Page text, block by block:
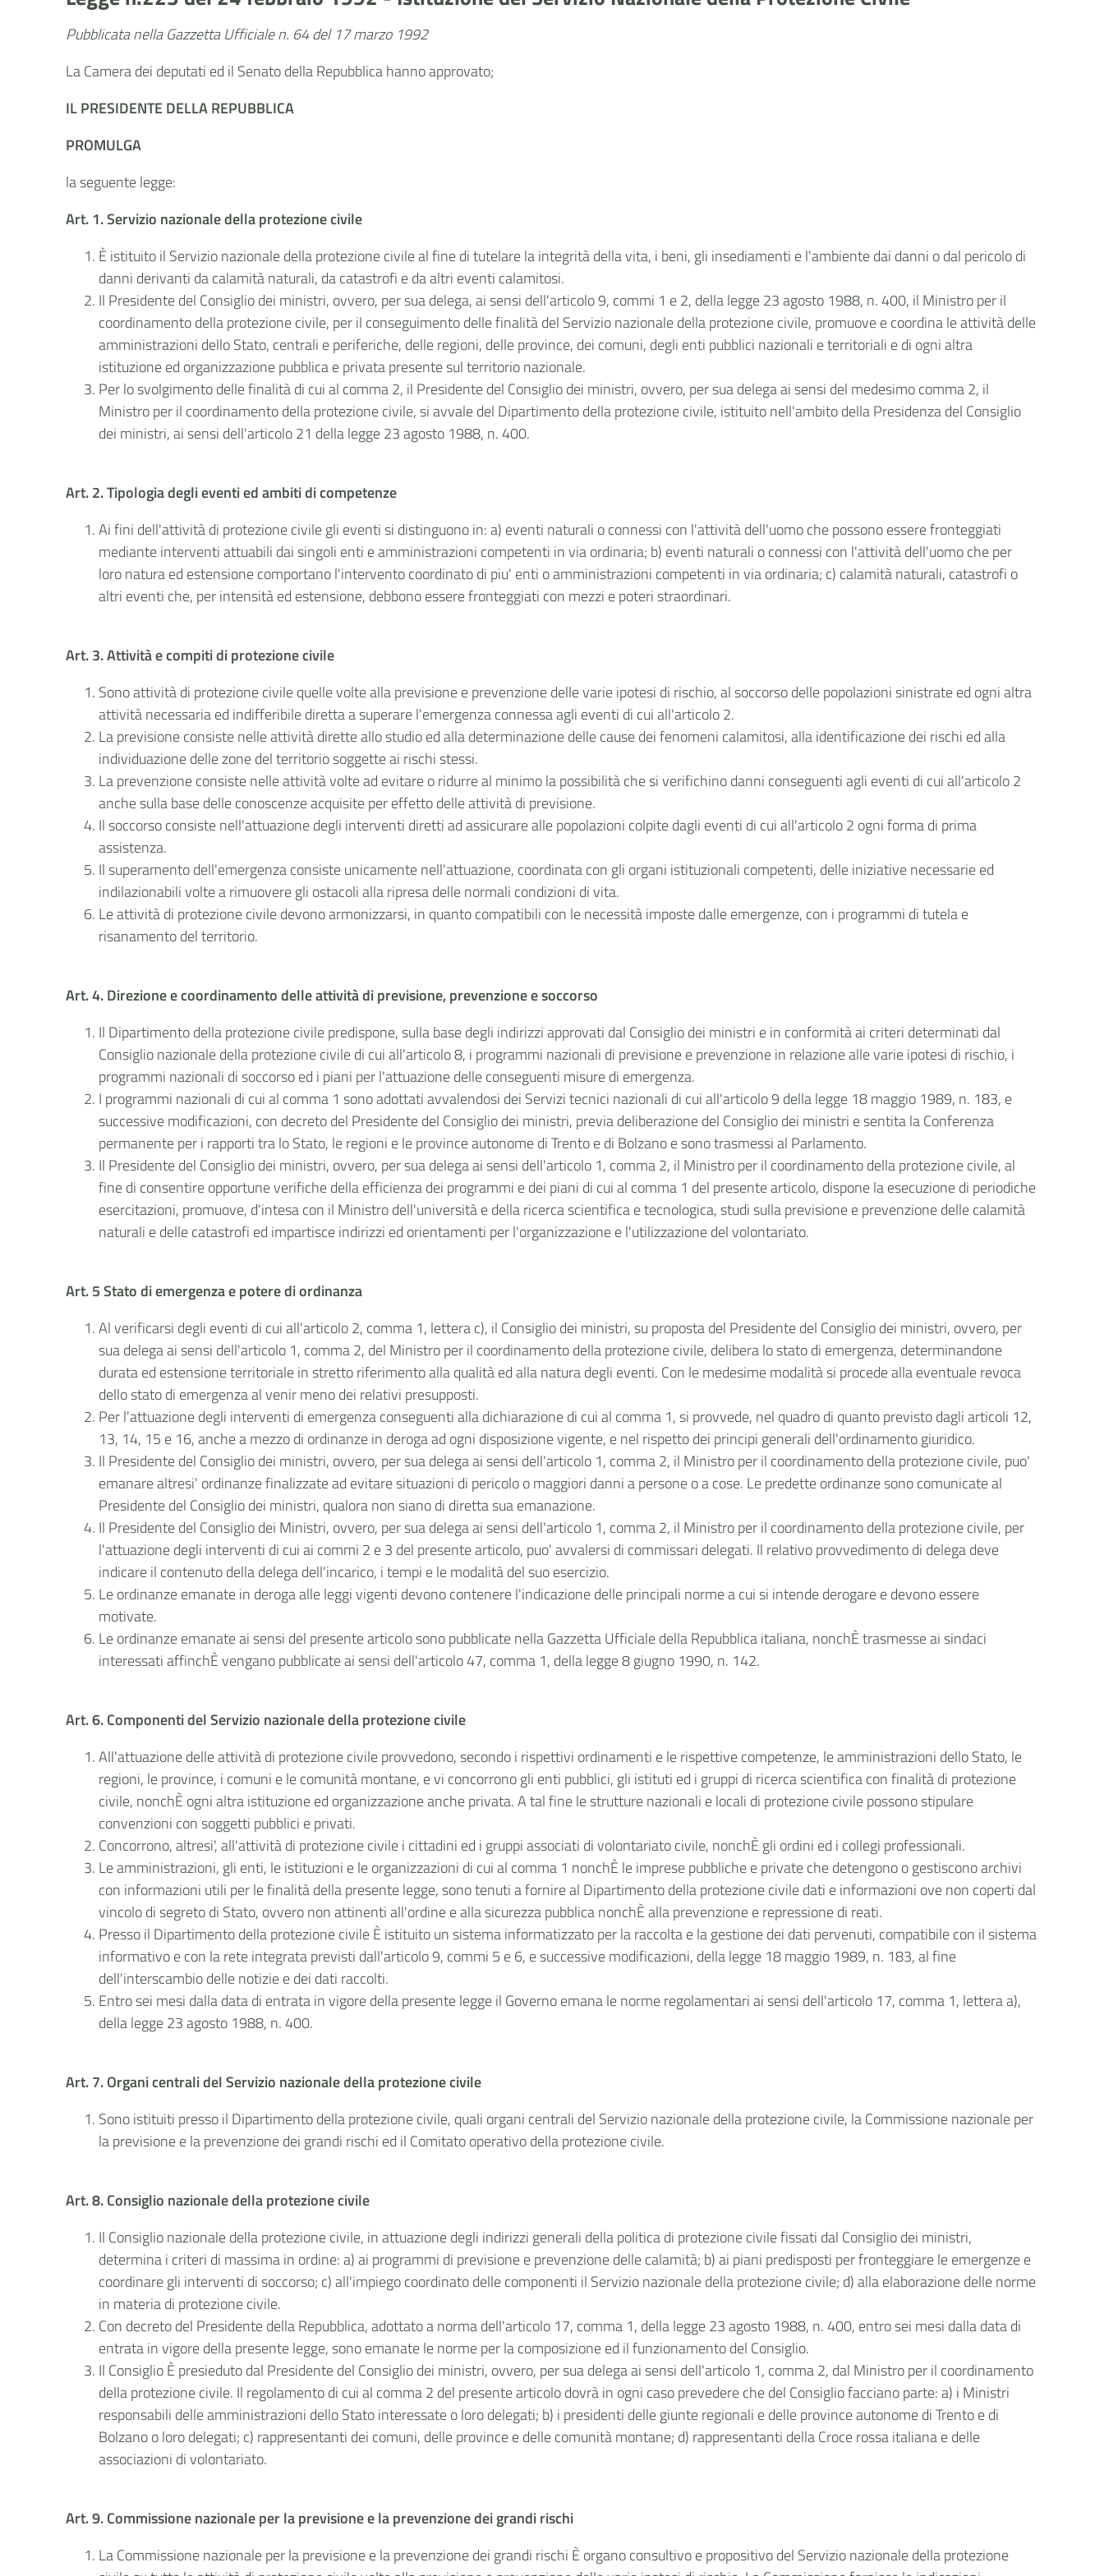
Pubblicata nella Gazzetta Ufficiale n. 64 del 17 marzo 1992
La Camera dei deputati ed il Senato della Repubblica hanno approvato;
IL PRESIDENTE DELLA REPUBBLICA
PROMULGA
la seguente legge:
Art. 1. Servizio nazionale della protezione civile
È istituito il Servizio nazionale della protezione civile al fine di tutelare la integrità della vita, i beni, gli insediamenti e l'ambiente dai danni o dal pericolo di
danni derivanti da calamità naturali, da catastrofi e da altri eventi calamitosi.
Il Presidente del Consiglio dei ministri, ovvero, per sua delega, ai sensi dell'articolo 9, commi 1 e 2, della legge 23 agosto 1988, n. 400, il Ministro per il
coordinamento della protezione civile, per il conseguimento delle finalità del Servizio nazionale della protezione civile, promuove e coordina le attività delle
amministrazioni dello Stato, centrali e periferiche, delle regioni, delle province, dei comuni, degli enti pubblici nazionali e territoriali e di ogni altra
istituzione ed organizzazione pubblica e privata presente sul territorio nazionale.
Per lo svolgimento delle finalità di cui al comma 2, il Presidente del Consiglio dei ministri, ovvero, per sua delega ai sensi del medesimo comma 2, il
Ministro per il coordinamento della protezione civile, si avvale del Dipartimento della protezione civile, istituito nell'ambito della Presidenza del Consiglio
dei ministri, ai sensi dell'articolo 21 della legge 23 agosto 1988, n. 400.
Art. 2. Tipologia degli eventi ed ambiti di competenze
Ai fini dell'attività di protezione civile gli eventi si distinguono in: a) eventi naturali o connessi con l'attività dell'uomo che possono essere fronteggiati
mediante interventi attuabili dai singoli enti e amministrazioni competenti in via ordinaria; b) eventi naturali o connessi con l'attività dell'uomo che per
loro natura ed estensione comportano l'intervento coordinato di piu' enti o amministrazioni competenti in via ordinaria; c) calamità naturali, catastrofi o
altri eventi che, per intensità ed estensione, debbono essere fronteggiati con mezzi e poteri straordinari.
Art. 3. Attività e compiti di protezione civile
Sono attività di protezione civile quelle volte alla previsione e prevenzione delle varie ipotesi di rischio, al soccorso delle popolazioni sinistrate ed ogni altra
attività necessaria ed indifferibile diretta a superare l'emergenza connessa agli eventi di cui all'articolo 2.
La previsione consiste nelle attività dirette allo studio ed alla determinazione delle cause dei fenomeni calamitosi, alla identificazione dei rischi ed alla
individuazione delle zone del territorio soggette ai rischi stessi.
La prevenzione consiste nelle attività volte ad evitare o ridurre al minimo la possibilità che si verifichino danni conseguenti agli eventi di cui all'articolo 2
anche sulla base delle conoscenze acquisite per effetto delle attività di previsione.
Il soccorso consiste nell'attuazione degli interventi diretti ad assicurare alle popolazioni colpite dagli eventi di cui all'articolo 2 ogni forma di prima
assistenza.
Il superamento dell'emergenza consiste unicamente nell'attuazione, coordinata con gli organi istituzionali competenti, delle iniziative necessarie ed
indilazionabili volte a rimuovere gli ostacoli alla ripresa delle normali condizioni di vita.
Le attività di protezione civile devono armonizzarsi, in quanto compatibili con le necessità imposte dalle emergenze, con i programmi di tutela e
risanamento del territorio.
Art. 4. Direzione e coordinamento delle attività di previsione, prevenzione e soccorso
Il Dipartimento della protezione civile predispone, sulla base degli indirizzi approvati dal Consiglio dei ministri e in conformità ai criteri determinati dal
Consiglio nazionale della protezione civile di cui all'articolo 8, i programmi nazionali di previsione e prevenzione in relazione alle varie ipotesi di rischio, i
programmi nazionali di soccorso ed i piani per l'attuazione delle conseguenti misure di emergenza.
I programmi nazionali di cui al comma 1 sono adottati avvalendosi dei Servizi tecnici nazionali di cui all'articolo 9 della legge 18 maggio 1989, n. 183, e
successive modificazioni, con decreto del Presidente del Consiglio dei ministri, previa deliberazione del Consiglio dei ministri e sentita la Conferenza
permanente per i rapporti tra lo Stato, le regioni e le province autonome di Trento e di Bolzano e sono trasmessi al Parlamento.
Il Presidente del Consiglio dei ministri, ovvero, per sua delega ai sensi dell'articolo 1, comma 2, il Ministro per il coordinamento della protezione civile, al
fine di consentire opportune verifiche della efficienza dei programmi e dei piani di cui al comma 1 del presente articolo, dispone la esecuzione di periodiche
esercitazioni, promuove, d'intesa con il Ministro dell'università e della ricerca scientifica e tecnologica, studi sulla previsione e prevenzione delle calamità
naturali e delle catastrofi ed impartisce indirizzi ed orientamenti per l'organizzazione e l'utilizzazione del volontariato.
Art. 5 Stato di emergenza e potere di ordinanza
Al verificarsi degli eventi di cui all'articolo 2, comma 1, lettera c), il Consiglio dei ministri, su proposta del Presidente del Consiglio dei ministri, ovvero, per
sua delega ai sensi dell'articolo 1, comma 2, del Ministro per il coordinamento della protezione civile, delibera lo stato di emergenza, determinandone
durata ed estensione territoriale in stretto riferimento alla qualità ed alla natura degli eventi. Con le medesime modalità si procede alla eventuale revoca
dello stato di emergenza al venir meno dei relativi presupposti.
Per l'attuazione degli interventi di emergenza conseguenti alla dichiarazione di cui al comma 1, si provvede, nel quadro di quanto previsto dagli articoli 12,
13, 14, 15 e 16, anche a mezzo di ordinanze in deroga ad ogni disposizione vigente, e nel rispetto dei principi generali dell'ordinamento giuridico.
Il Presidente del Consiglio dei ministri, ovvero, per sua delega ai sensi dell'articolo 1, comma 2, il Ministro per il coordinamento della protezione civile, puo'
emanare altresi' ordinanze finalizzate ad evitare situazioni di pericolo o maggiori danni a persone o a cose. Le predette ordinanze sono comunicate al
Presidente del Consiglio dei ministri, qualora non siano di diretta sua emanazione.
Il Presidente del Consiglio dei Ministri, ovvero, per sua delega ai sensi dell'articolo 1, comma 2, il Ministro per il coordinamento della protezione civile, per
l'attuazione degli interventi di cui ai commi 2 e 3 del presente articolo, puo' avvalersi di commissari delegati. Il relativo provvedimento di delega deve
indicare il contenuto della delega dell'incarico, i tempi e le modalità del suo esercizio.
Le ordinanze emanate in deroga alle leggi vigenti devono contenere l'indicazione delle principali norme a cui si intende derogare e devono essere
motivate.
Le ordinanze emanate ai sensi del presente articolo sono pubblicate nella Gazzetta Ufficiale della Repubblica italiana, nonchÈ trasmesse ai sindaci
interessati affinchÈ vengano pubblicate ai sensi dell'articolo 47, comma 1, della legge 8 giugno 1990, n. 142.
Art. 6. Componenti del Servizio nazionale della protezione civile
All'attuazione delle attività di protezione civile provvedono, secondo i rispettivi ordinamenti e le rispettive competenze, le amministrazioni dello Stato, le
regioni, le province, i comuni e le comunità montane, e vi concorrono gli enti pubblici, gli istituti ed i gruppi di ricerca scientifica con finalità di protezione
civile, nonchÈ ogni altra istituzione ed organizzazione anche privata. A tal fine le strutture nazionali e locali di protezione civile possono stipulare
convenzioni con soggetti pubblici e privati.
Concorrono, altresi', all'attività di protezione civile i cittadini ed i gruppi associati di volontariato civile, nonchÈ gli ordini ed i collegi professionali.
Le amministrazioni, gli enti, le istituzioni e le organizzazioni di cui al comma 1 nonchÈ le imprese pubbliche e private che detengono o gestiscono archivi
con informazioni utili per le finalità della presente legge, sono tenuti a fornire al Dipartimento della protezione civile dati e informazioni ove non coperti dal
vincolo di segreto di Stato, ovvero non attinenti all'ordine e alla sicurezza pubblica nonchÈ alla prevenzione e repressione di reati.
Presso il Dipartimento della protezione civile È istituito un sistema informatizzato per la raccolta e la gestione dei dati pervenuti, compatibile con il sistema
informativo e con la rete integrata previsti dall'articolo 9, commi 5 e 6, e successive modificazioni, della legge 18 maggio 1989, n. 183, al fine
dell'interscambio delle notizie e dei dati raccolti.
Entro sei mesi dalla data di entrata in vigore della presente legge il Governo emana le norme regolamentari ai sensi dell'articolo 17, comma 1, lettera a),
della legge 23 agosto 1988, n. 400.
Art. 7. Organi centrali del Servizio nazionale della protezione civile
Sono istituiti presso il Dipartimento della protezione civile, quali organi centrali del Servizio nazionale della protezione civile, la Commissione nazionale per
la previsione e la prevenzione dei grandi rischi ed il Comitato operativo della protezione civile.
Art. 8. Consiglio nazionale della protezione civile
Il Consiglio nazionale della protezione civile, in attuazione degli indirizzi generali della politica di protezione civile fissati dal Consiglio dei ministri,
determina i criteri di massima in ordine: a) ai programmi di previsione e prevenzione delle calamità; b) ai piani predisposti per fronteggiare le emergenze e
coordinare gli interventi di soccorso; c) all'impiego coordinato delle componenti il Servizio nazionale della protezione civile; d) alla elaborazione delle norme
in materia di protezione civile.
Con decreto del Presidente della Repubblica, adottato a norma dell'articolo 17, comma 1, della legge 23 agosto 1988, n. 400, entro sei mesi dalla data di
entrata in vigore della presente legge, sono emanate le norme per la composizione ed il funzionamento del Consiglio.
Il Consiglio È presieduto dal Presidente del Consiglio dei ministri, ovvero, per sua delega ai sensi dell'articolo 1, comma 2, dal Ministro per il coordinamento
della protezione civile. Il regolamento di cui al comma 2 del presente articolo dovrà in ogni caso prevedere che del Consiglio facciano parte: a) i Ministri
responsabili delle amministrazioni dello Stato interessate o loro delegati; b) i presidenti delle giunte regionali e delle province autonome di Trento e di
Bolzano o loro delegati; c) rappresentanti dei comuni, delle province e delle comunità montane; d) rappresentanti della Croce rossa italiana e delle
associazioni di volontariato.
Art. 9. Commissione nazionale per la previsione e la prevenzione dei grandi rischi
La Commissione nazionale per la previsione e la prevenzione dei grandi rischi È organo consultivo e propositivo del Servizio nazionale della protezione